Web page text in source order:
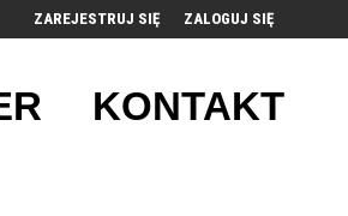
ZAREJESTRUJ SIĘ ZALOGUJ SIĘ
0,00
KONTAKT